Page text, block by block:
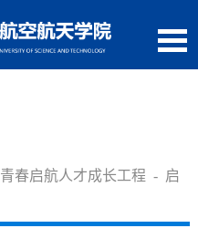
青春启航人才成长工程 - 启